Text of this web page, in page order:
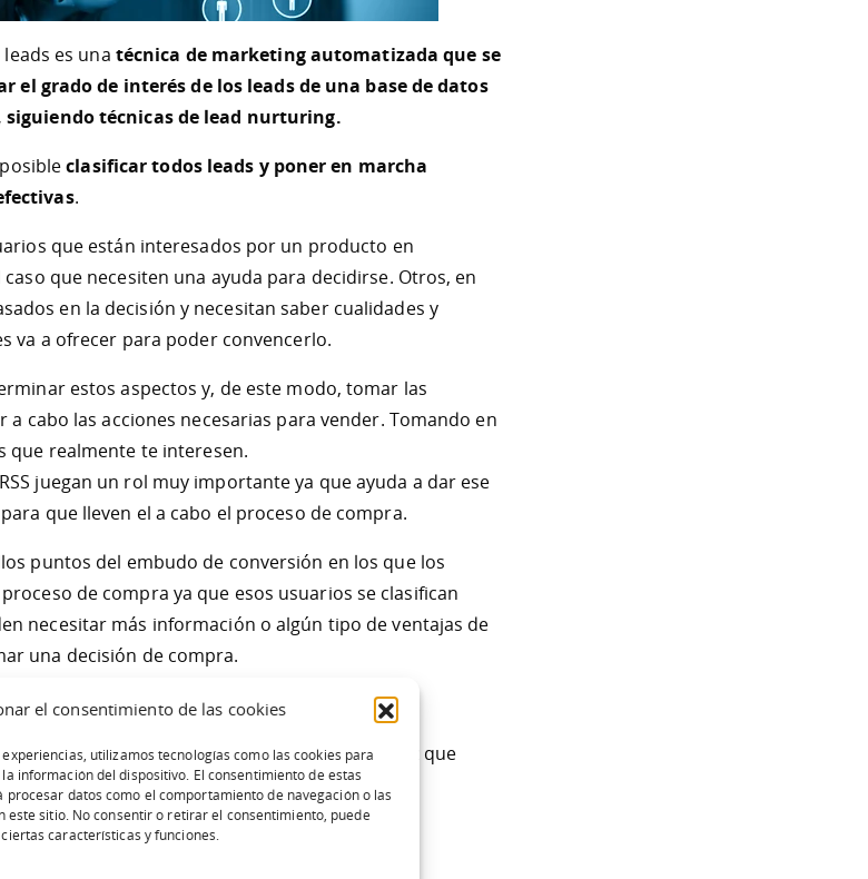
el consentimiento de las cookies
utilizamos tecnologías como las cookies para
información del dispositivo. El consentimiento de estas
datos como el comportamiento de navegación o las
este sitio. No consentir o retirar el consentimiento, puede
características y funciones.
es una técnica de marketing automatizada que se
el grado de interés de los leads de una base de datos
técnicas de lead nurturing.
clasificar todos leads y poner en marcha
.
que están interesados por un producto en
que necesiten una ayuda para decidirse. Otros, en
en la decisión y necesitan saber cualidades y
va a ofrecer para poder convencerlo.
estos aspectos y, de este modo, tomar las
cabo las acciones necesarias para vender. Tomando en
que realmente te interesen.
juegan un rol muy importante ya que ayuda a dar ese
que lleven el a cabo el proceso de compra.
puntos del embudo de conversión en los que los
de compra ya que esos usuarios se clasifican
necesitar más información o algún tipo de ventajas de
una decisión de compra.
de una base de datos de contactos a una matriz que
características a cada lead. Estos son las 5
su funcionamiento.